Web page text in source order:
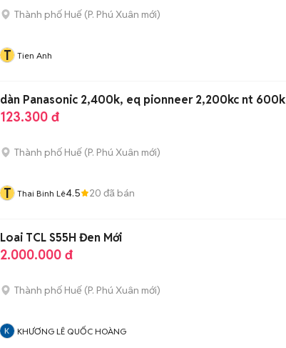
Thành phố Huế (P. Phú Xuân mới)
T Tien Anh
dàn Panasonic 2,400k, eq pionneer 2,200kc nt 600k
123.300 đ
Thành phố Huế (P. Phú Xuân mới)
T Thai Binh Lê4.5 20 đã bán
Loai TCL S55H Đen Mới
2.000.000 đ
Thành phố Huế (P. Phú Xuân mới)
KHƯƠNG LÊ QUỐC HOÀNG